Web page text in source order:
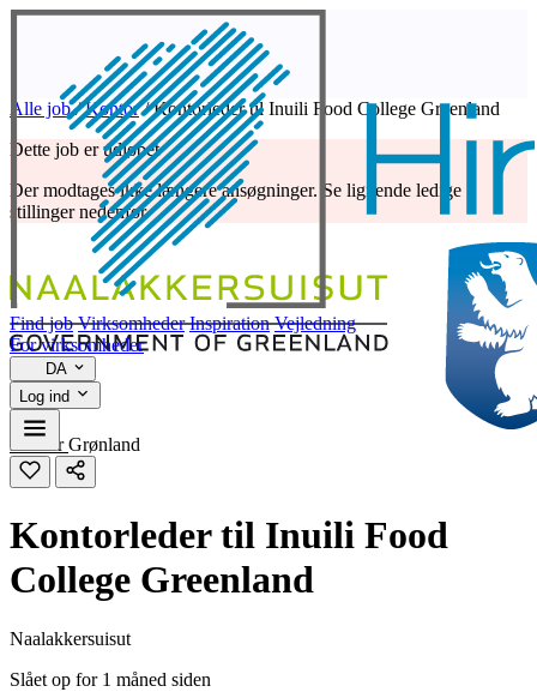
Find job Virksomheder Inspiration Vejledning
For virksomheder
DA
Log ind
Alle job / Kontor / Kontorleder til Inuili Food College Greenland
Dette job er udløbet
Der modtages ikke længere ansøgninger. Se lignende ledige
stillinger nedenfor.
KontorGrønland
Kontorleder til Inuili Food
College Greenland
Naalakkersuisut
Slået op for 1 måned siden